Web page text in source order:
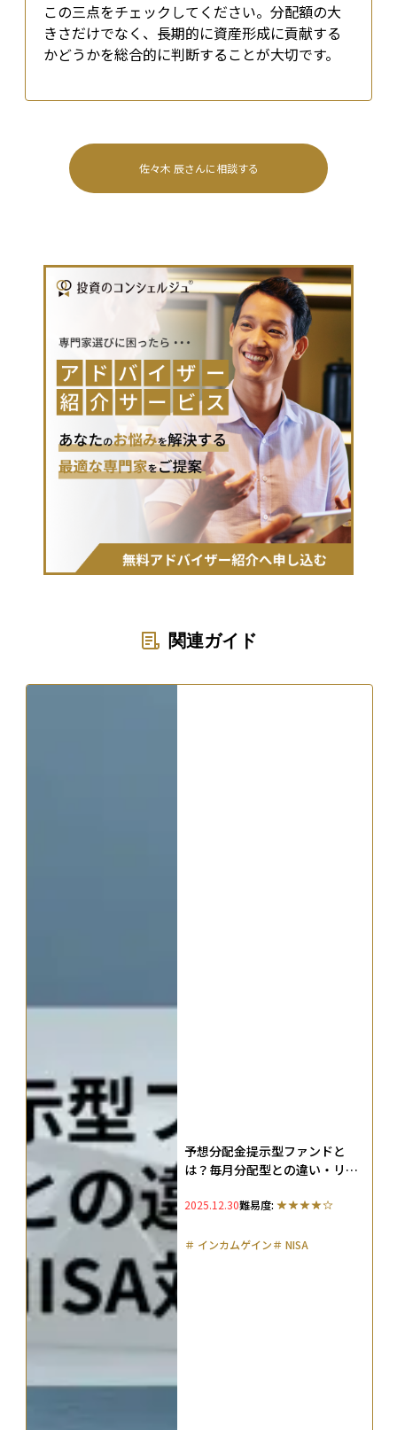
この三点をチェックしてください。分配額の大
きさだけでなく、長期的に資産形成に貢献する
かどうかを総合的に判断することが大切です。
佐々木 辰さんに相談する
関連ガイド
予想分配金提示型ファンドと
は？毎月分配型との違い・リス
2025.12.30難易度:
＃ インカムゲイン＃ NISA